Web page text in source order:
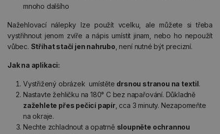
mnoho dalšího
Nažehlovací nálepky lze použít vcelku, ale můžete si třeba
vystřihnout jenom zvíře a nápis umístit jinam, nebo ho nepoužít
vůbec. Stříhat stačí jen nahrubo , není nutné být precizní.
Jak na aplikaci:
Vystřižený obrázek umístěte drsnou stranou na textil.
Nastavte žehličku na 180° C bez napařování. Důkladně
zažehlete přes pečicí papír, cca 3 minuty. Nezapomeňte
na okraje.
Nechte zchladnout a opatrně sloupněte ochrannou